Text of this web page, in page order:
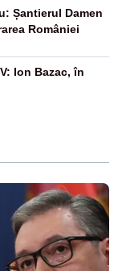
Șantierul Damen
României
Ion Bazac, în